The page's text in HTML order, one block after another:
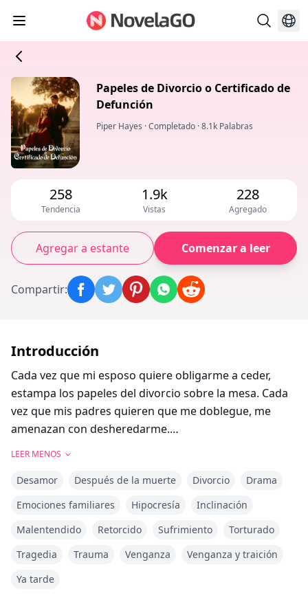
Papeles de Divorcio o Certificado de
Defunción
Piper Hayes ·Completado ·8.1k Palabras
258
Tendencia
1.9k
Vistas
228
Agregado
Agregar a estante Comenzar a leer
Compartir:
Introducción
Cada vez que mi esposo quiere obligarme a ceder,
estampa los papeles del divorcio sobre la mesa. Cada
vez que mis padres quieren que me doblegue, me
amenazan con desheredarme.
gemela.
siempre tenía que ser yo.
Pero cuando el médico desliza los resultados del
LEER MENOS
Desamor Después de la muerte Divorcio
Drama
Emociones familiares
Hipocresía
Inclinación
Malentendido
Retorcido Sufrimiento
Torturado
Tragedia
Trauma Venganza
Venganza y traición
Ya tarde